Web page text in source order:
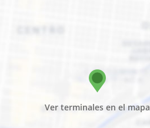
Ver terminales en el mapa